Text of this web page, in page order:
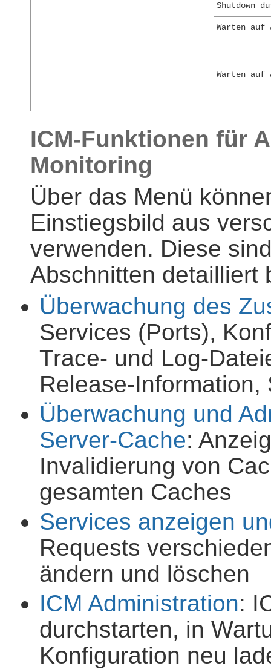
Shutdown
Warten auf
Warten auf
ICM-Funktionen für
Monitoring
Über das Menü
Einstiegsbild aus
verwenden. Diese
Abschnitten detailliert
Überwachung des
Services (Ports),
Trace- und Log-
Release-Information,
Überwachung und
Server-Cache:
Invalidierung von
gesamten Caches
Services anzeigen
Requests
ändern und löschen
ICM Administration:
durchstarten, in
Konfiguration neu